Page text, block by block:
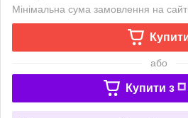
Мінімальна сума замовлення на
або
Купити з